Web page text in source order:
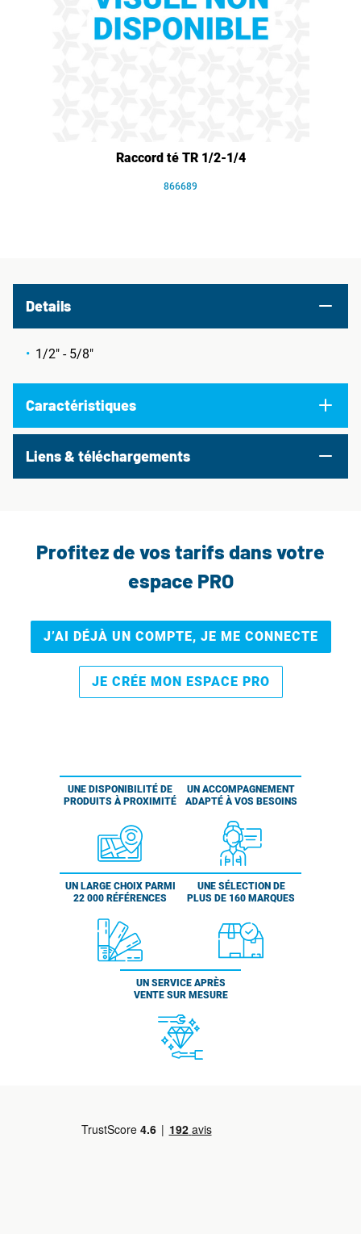
Raccord té TR 1/2-1/4
866689
Details
1/2" - 5/8"
Caractéristiques
Liens & téléchargements
Profitez de vos tarifs dans votre
espace PRO
J’AI DÉJÀ UN COMPTE, JE ME CONNECTE
JE CRÉE MON ESPACE PRO
UNE DISPONIBILITÉ DE
PRODUITS À PROXIMITÉ
UN ACCOMPAGNEMENT
ADAPTÉ À VOS BESOINS
UN LARGE CHOIX PARMI
22 000 RÉFÉRENCES
UNE SÉLECTION DE
PLUS DE 160 MARQUES
UN SERVICE APRÈS
VENTE SUR MESURE